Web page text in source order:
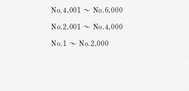
No.4,001 ～ No.6,000
No.2,001 ～ No.4,000
No.1 ～ No.2,000